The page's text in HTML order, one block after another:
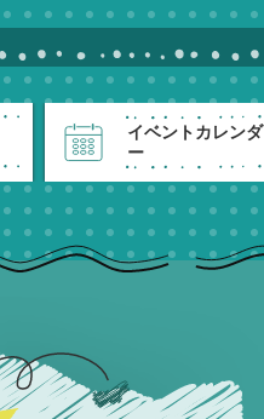
イベントカレンダ
ー